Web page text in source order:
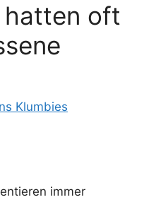
oft
Klumbies
immer